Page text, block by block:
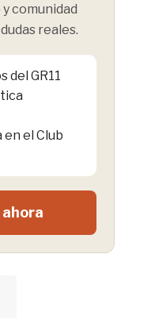
comunidad
reales.
del GR11
en el Club